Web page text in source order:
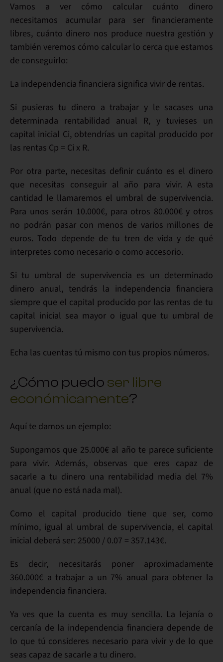
Vamos a ver cómo calcular cuánto dinero
necesitamos acumular para ser financieramente
libres, cuánto dinero nos produce nuestra gestión y
también veremos cómo calcular lo cerca que estamos
de conseguirlo:
La independencia financiera significa vivir de rentas.
Si pusieras tu dinero a trabajar y le sacases una
determinada rentabilidad anual R, y tuvieses un
capital inicial Ci, obtendrías un capital producido por
las rentas Cp = Ci x R.
Por otra parte, necesitas definir cuánto es el dinero
que necesitas conseguir al año para vivir. A esta
cantidad le llamaremos el umbral de supervivencia.
Para unos serán 10.000€, para otros 80.000€ y otros
no podrán pasar con menos de varios millones de
euros. Todo depende de tu tren de vida y de qué
interpretes como necesario o como accesorio.
Si tu umbral de supervivencia es un determinado
dinero anual, tendrás la independencia financiera
siempre que el capital producido por las rentas de tu
capital inicial sea mayor o igual que tu umbral de
supervivencia.
Echa las cuentas tú mismo con tus propios números.
¿Cómo puedo ser libre
económicamente?
Aquí te damos un ejemplo:
Supongamos que 25.000€al año te parece suficiente
para vivir. Además, observas que eres capaz de
sacarle a tu dinero una rentabilidad media del 7%
anual (que no está nada mal).
Como el capital producido tiene que ser, como
mínimo, igual al umbral de supervivencia, el capital
inicial deberá ser: 25000 / 0.07 = 357.143€.
Es decir, necesitarás poner aproximadamente
360.000€ a trabajar a un 7% anual para obtener la
independencia financiera.
Ya ves que la cuenta es muy sencilla. La lejanía o
cercanía de la independencia financiera depende de
lo que tú consideres necesario para vivir y de lo que
seas capaz de sacarle a tu dinero.